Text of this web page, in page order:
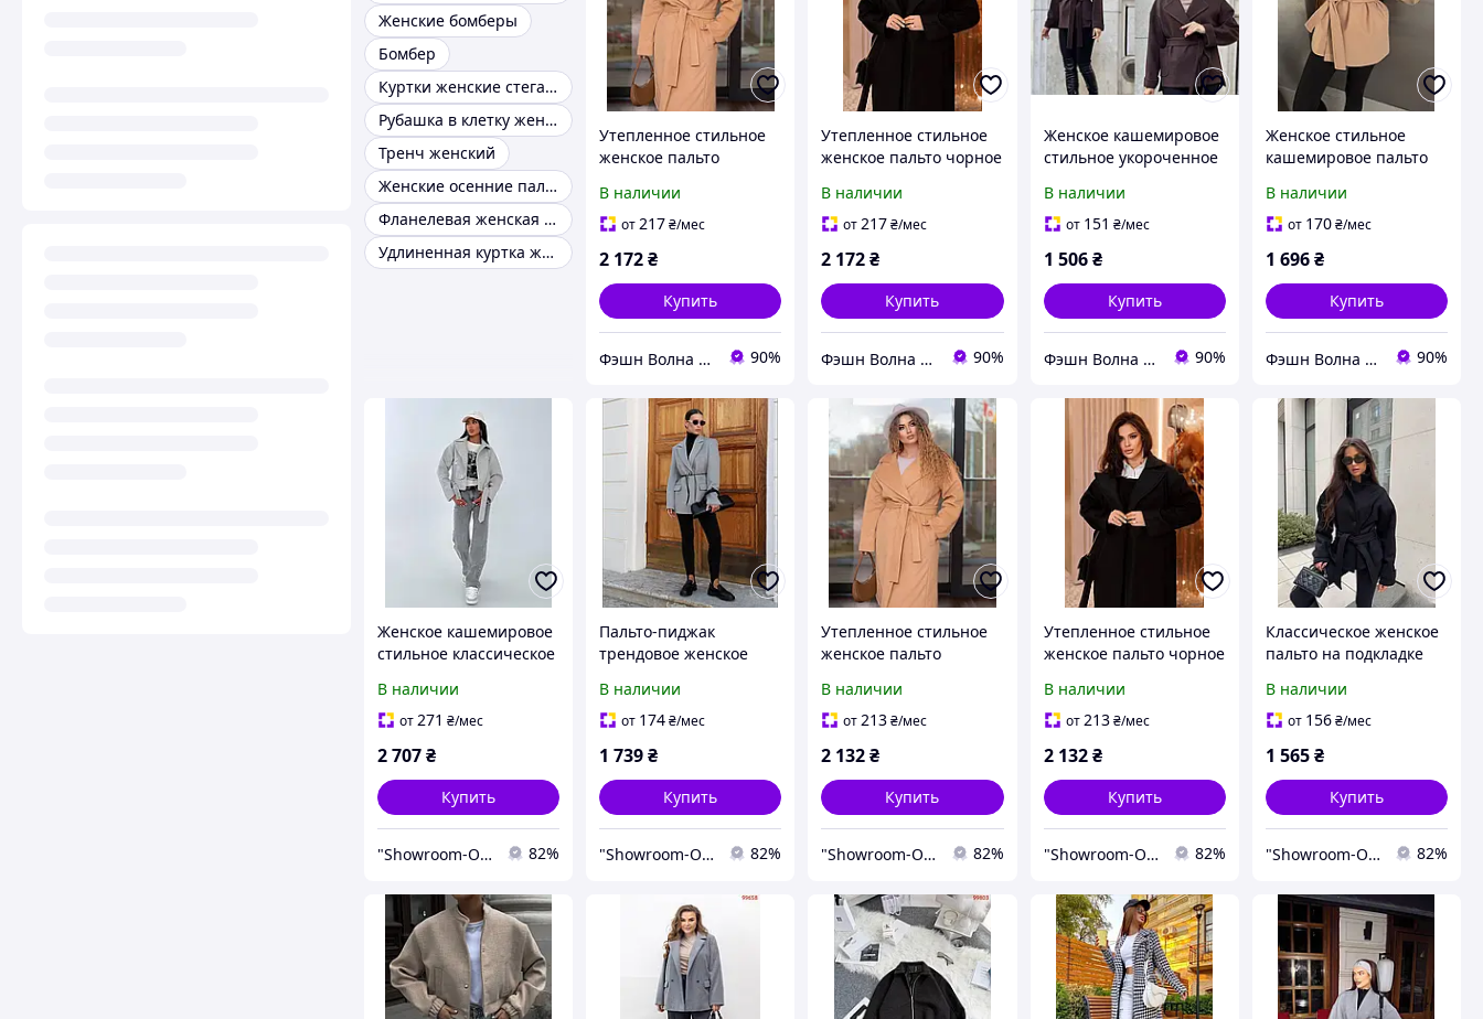
Женские бомберы
Бомбер
Куртки женские стеганые
Рубашка в клетку женская теплая
Тренч женский
Женские осенние пальто
Фланелевая женская рубашка
Удлиненная куртка женская демисезонная
Утепленное стильное
женское пальто
54-58 60-64-
В наличии
от217₴/мес
2 172₴
Купить
Фэшн Волна | Fashion Wave 90%
Утепленное стильное
женское пальто чорное
В наличии
от217₴/мес
2 172₴
Купить
Фэшн Волна | Fashion Wave 90%
Женское кашемировое
стильное укороченное
46-48
В наличии
от 151 ₴/мес
1 506 ₴
Купить
Фэшн Волна | Fashion Wave 90%
Женское стильное
кашемировое пальто
42-46
В наличии
от 170₴/мес
1 696₴
Купить
Фэшн Волна | Fashion Wave 90%
Женское кашемировое
стильное классическое
пальто S-M L-XL
В наличии
от 271 ₴/мес
2 707₴
Купить
"Showroom-Online": Тысячи образов – один клик! 82%
Пальто-пиджак
трендовое женское
В наличии
от 174₴/мес
1 739₴
Купить
"Showroom-Online": Тысячи образов – один клик! 82%
Утепленное стильное
женское пальто
54-58 60-64-
В наличии
от213₴/мес
2 132₴
Купить
"Showroom-Online": Тысячи образов – один клик! 82%
Утепленное стильное
женское пальто чорное
В наличии
от 213 ₴/мес
2 132 ₴
Купить
"Showroom-Online": Тысячи образов – один клик! 82%
Классическое женское
пальто на подкладке
42-44 46-48
В наличии
от 156₴/мес
1 565₴
Купить
"Showroom-Online": Тысячи образов – один клик! 82%